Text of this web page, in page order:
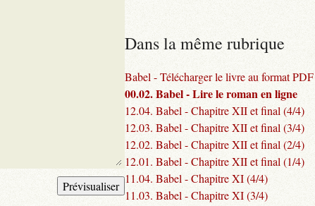
Dans la même rubrique
Babel - Télécharger le livre au format PDF
00.02. Babel - Lire le roman en ligne
12.04. Babel - Chapitre XII et final (4/4)
12.03. Babel - Chapitre XII et final (3/4)
12.02. Babel - Chapitre XII et final (2/4)
12.01. Babel - Chapitre XII et final (1/4)
11.04. Babel - Chapitre XI (4/4)
11.03. Babel - Chapitre XI (3/4)